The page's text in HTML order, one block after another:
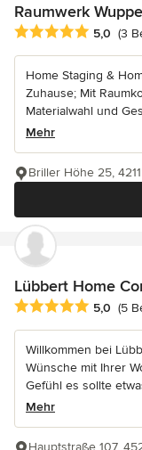
Raumwerk
Durchschnittliche
5,0 (3
Home Staging &
Zuhause; Mit
Materialwahl und
Mehr
Briller Höhe 25,
Lübbert Home
Durchschnittliche
5,0 (5
Willkommen bei
Wünsche mit Ihrer
Gefühl es sollte
Mehr